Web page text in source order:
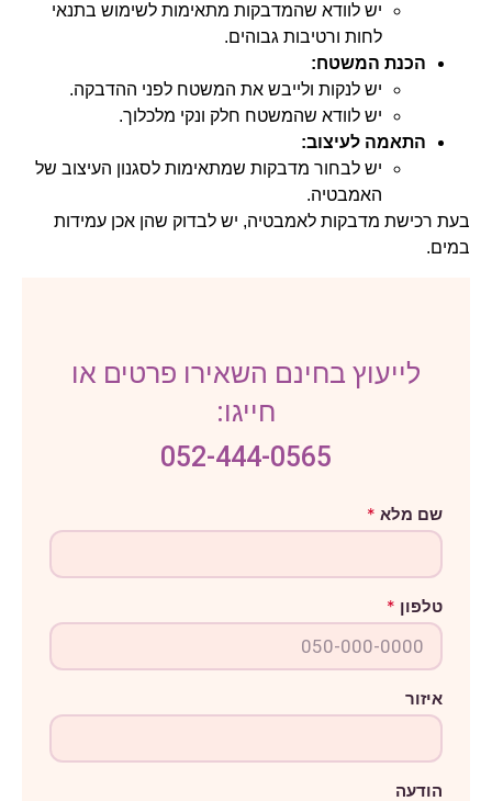
יש לוודא שהמדבקות מתאימות לשימוש בתנאי
לחות ורטיבות גבוהים.
הכנת המשטח:
יש לנקות ולייבש את המשטח לפני ההדבקה.
יש לוודא שהמשטח חלק ונקי מלכלוך.
התאמה לעיצוב:
יש לבחור מדבקות שמתאימות לסגנון העיצוב של
האמבטיה.
בעת רכישת מדבקות לאמבטיה, יש לבדוק שהן אכן עמידות
במים.
לייעוץ בחינם השאירו פרטים או
חייגו:
052-444-0565
ט
ל
ן
ל
א
ם
שם מלא *
טלפון *
איזור
הודעה